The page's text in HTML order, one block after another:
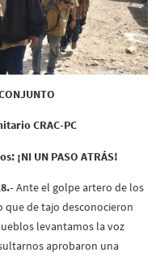
CRAC-PC
¡NI UN PASO ATRÁS!
Ante el golpe artero de los
que de tajo desconocieron
levantamos la voz
aprobaron una